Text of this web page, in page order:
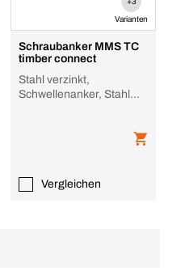
Varianten
Schraubanker MMS TC
timber connect
Stahl verzinkt,
Schwellenanker, Stahl
Vergleichen